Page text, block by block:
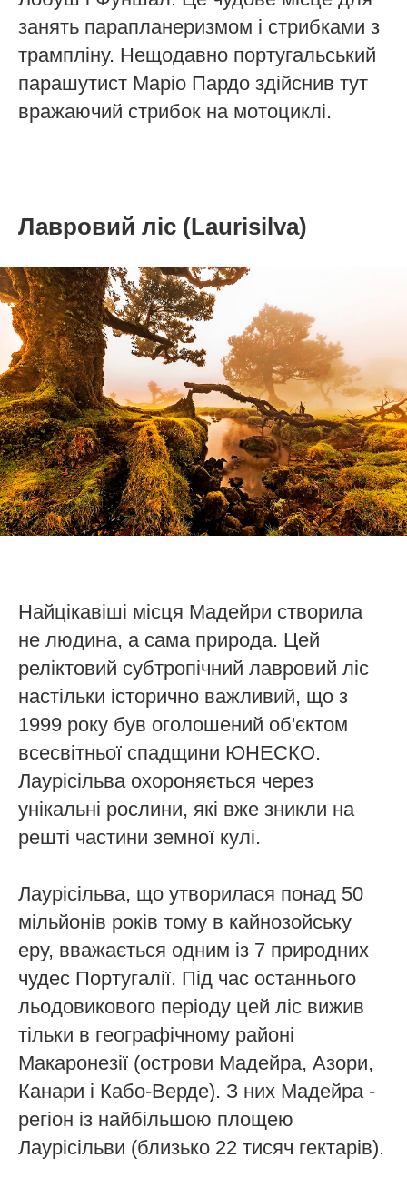
занять парапланеризмом і стрибками з
трампліну. Нещодавно португальський
парашутист Маріо Пардо здійснив тут
вражаючий стрибок на мотоциклі.
Лавровий ліс (Laurisilva)
Найцікавіші місця Мадейри створила
не людина, а сама природа. Цей
реліктовий субтропічний лавровий ліс
настільки історично важливий, що з
1999 року був оголошений об'єктом
всесвітньої спадщини ЮНЕСКО.
Лаурісільва охороняється через
унікальні рослини, які вже зникли на
решті частини земної кулі.
Лаурісільва, що утворилася понад 50
мільйонів років тому в кайнозойську
еру, вважається одним із 7 природних
чудес Португалії. Під час останнього
льодовикового періоду цей ліс вижив
тільки в географічному районі
Макаронезії (острови Мадейра, Азори,
Канари і Кабо-Верде). З них Мадейра -
регіон із найбільшою площею
Лаурісільви (близько 22 тисяч гектарів).